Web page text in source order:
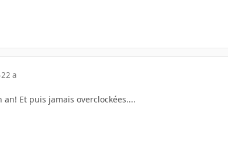
22 a
Et puis jamais overclockées....